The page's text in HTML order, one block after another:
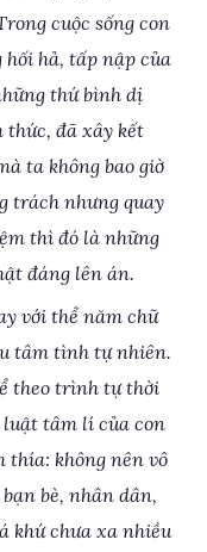
cuộc sống con
hối hả, tấp nập của
thứ bình dị
thức, đã xây kết
ta không bao giờ
trách nhưng quay
thì đó là những
đáng lên án.
với thể năm chữ
tâm tình tự nhiên.
theo trình tự thời
tâm lí của con
thía: không nên vô
bè, nhân dân,
khứ chưa xa nhiều